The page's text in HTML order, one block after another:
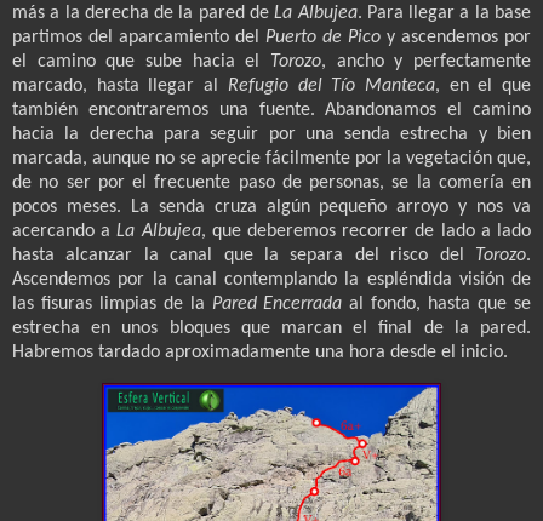
más a la derecha de la pared deLa Albujea. Para llegar a la base
partimos del aparcamiento del Puerto de Pico y ascendemos por
el camino que sube hacia el
Torozo, ancho y perfectamente
marcado, hasta llegar al Refugio del Tío Manteca, en el que
también encontraremos una fuente. Abandonamos el camino
hacia la derecha para seguir por una senda estrecha y bien
marcada, aunque no se aprecie fácilmente por la vegetación que,
de no ser por el frecuente paso de personas, se la comería en
pocos meses. La senda cruza algún pequeño arroyo y nos va
acercando aLa Albujea, que deberemos recorrer de lado a lado
hasta alcanzar la canal que la separa del risco del
Torozo.
Ascendemos por la canal contemplando la espléndida visión de
las fisuras limpias de la Pared Encerrada al fondo, hasta que se
estrecha en unos bloques que marcan el final de la pared.
Habremos tardado aproximadamente una hora desde el inicio.